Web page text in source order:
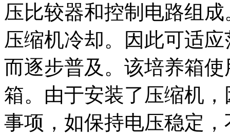
压比较器和控制电路组
压缩机冷却。因此可适
而逐步普及。该培养箱
箱。由于安装了压缩机
事项，如保持电压稳定